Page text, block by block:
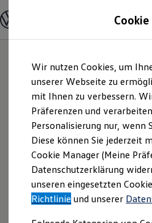
Hauptinhalt
springen
Footer
springen
Modelle und Konfigurator
Modelle vergleichen
Elektroautos
ENERGY Sondermodelle
Nutzfahrzeuge
SUV und CUV
Familienautos
Kombis
Kompaktwagen
Sportwagen
Schnell verfügbare Fahrzeuge
Angebote und Produkte
Aktuelle Angebote
E-Auto-Förderung
Volkswagen Marktplatz
Wir nutzen Cookies, um
unserer Webseite zu
mit Ihnen zu verbessern.
Präferenzen und
Personalisierung nur, wenn
Diese können Sie jederzeit
Cookie Manager (Meine
Datenschutzerklärung
unseren eingesetzten
Richtlinie und unserer